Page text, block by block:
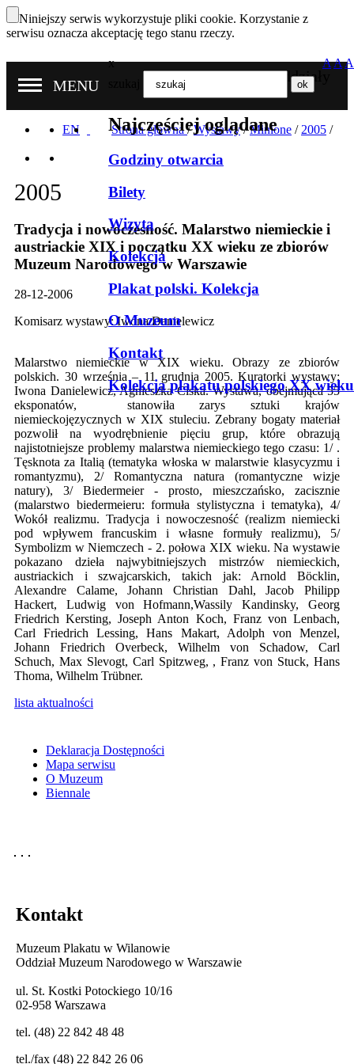
Niniejszy serwis wykorzystuje pliki cookie. Korzystanie z
serwisu oznacza akceptację tego stanu rzeczy.
Nasze oddziały
MENU
x
Najczęściej oglądane
Godziny otwarcia
Bilety
Wizyta
Kolekcja
Plakat polski. Kolekcja
O Muzeum
Kontakt
Kolekcja plakatu polskiego XX wieku
AAA
EN Strona główna/ Wystawy/Minione / 2005 /
2005
Tradycja i nowoczesność. Malarstwo niemieckie i
austriackie XIX i początku XX wieku ze zbiorów
Muzeum Narodowego w Warszawie
28-12-2006
Komisarz wystawy: Iwona Danielewicz
Malarstwo niemieckie w XIX wieku. Obrazy ze zbiorów
polskich. 30 września – 11 grudnia 2005. Kuratorki wystawy:
Iwona Danielewicz, Agnieszka Ciska. Wystawa, obejmująca 55
eksponatów, stanowiła zarys sztuki krajów
niemieckojęzycznych w XIX stuleciu. Zebrany bogaty materiał
pozwolił na wyodrębnienie pięciu grup, które obrazują
najistotniejsze problemy malarstwa niemieckiego tego czasu: 1/ .
Tęsknota za Italią (tematyka włoska w malarstwie klasycyzmu i
romantyzmu), 2/ Romantyczna natura (romantyczne wizje
natury), 3/ Biedermeier - prosto, mieszczańsko, zacisznie
(malarstwo biedermeieru: formuła stylistyczna i tematyka), 4/
Wokół realizmu. Tradycja i nowoczesność (realizm niemiecki
pod wpływem francuskim i własne formuły realizmu), 5/
Symbolizm w Niemczech - 2. połowa XIX wieku. Na wystawie
pokazano dzieła najwybitniejszych mistrzów niemieckich,
austriackich i szwajcarskich, takich jak: Arnold Böcklin,
Alexandre Calame, Johann Christian Dahl, Jacob Philipp
Hackert, Ludwig von Hofmann,Wassily Kandinsky, Georg
Friedrich Kersting, Joseph Anton Koch, Franz von Lenbach,
Carl Friedrich Lessing, Hans Makart, Adolph von Menzel,
Johann Friedrich Overbeck, Wilhelm von Schadow, Carl
Schuch, Max Slevogt, Carl Spitzweg, , Franz von Stuck, Hans
Thoma, Wilhelm Trübner.
lista aktualności
Deklaracja Dostępności
Mapa serwisu
O Muzeum
Biennale
Kontakt
Muzeum Plakatu w Wilanowie
Oddział Muzeum Narodowego w Warszawie
ul. St. Kostki Potockiego 10/16
02-958 Warszawa
tel. (48) 22 842 48 48
tel./fax (48) 22 842 26 06